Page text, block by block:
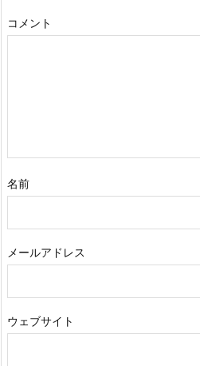
コメント
名前
メールアドレス
ウェブサイト